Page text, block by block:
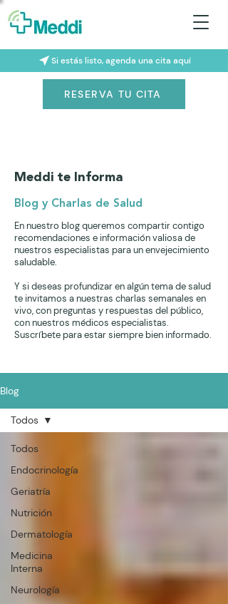
Si estás listo, agenda una cita aquí
RESERVA TU CITA
Meddi te Informa
Blog y Charlas de Salud
En nuestro blog queremos compartir contigo
recomendaciones e información valiosa de
nuestros especialistas para un envejecimiento
saludable.
Y si deseas profundizar en algún tema de salud
te invitamos a nuestras charlas semanales en
vivo, con preguntas y respuestas del público,
con nuestros médicos especialistas.
Suscríbete para estar siempre bien informado.
Blog
Todos
Endocrinología
Geriatría
Nutrición
Dermatología
Medicina
Interna
Neurología
Todos